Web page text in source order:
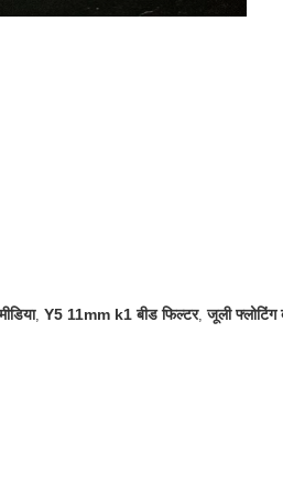
, Y5 11mm k1 बीड फिल्टर,जूली फ्लोटिंग